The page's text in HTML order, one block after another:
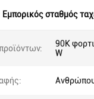
Εμπορικός σταθμός
90K
W